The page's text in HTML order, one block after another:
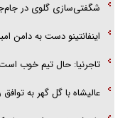
شگفتی‌سازی گلوی در
اینفانتینو دست به دامن
تاجرنیا: حال تیم خوب
عالیشاه با گل گهر به